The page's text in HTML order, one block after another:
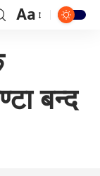
Aa
बन्द